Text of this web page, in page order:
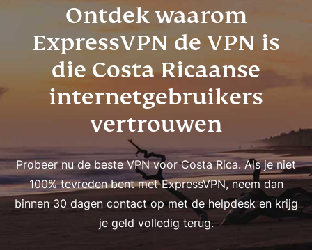
Ontdek waarom
ExpressVPN de VPN is
die Costa Ricaanse
internetgebruikers
vertrouwen
Probeer nu de beste VPN voor Costa Rica. Als je niet
100% tevreden bent met ExpressVPN, neem dan
binnen 30 dagen contact op met de helpdesk en krijg
je geld volledig terug.